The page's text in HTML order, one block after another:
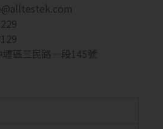
區三民路一段145號